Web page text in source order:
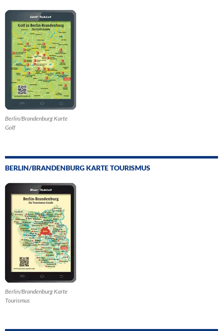
Berlin/Brandenburg Karte
Golf
BERLIN/BRANDENBURG KARTE TOURISMUS
Berlin/Brandenburg Karte
Tourismus